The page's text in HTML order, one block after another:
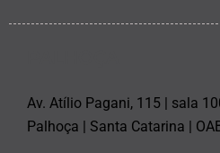
Av. Atílio Pagani, 115 | sala
Palhoça | Santa Catarina |